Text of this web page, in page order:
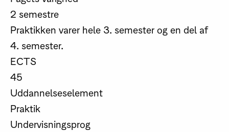
2 semestre
Praktikken varer hele 3. semester og en del af
4. semester.
ECTS
45
Uddannelseselement
Praktik
Undervisningsprog